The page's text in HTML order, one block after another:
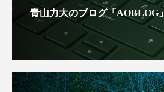
青山力大のブログ「AOBLOG」